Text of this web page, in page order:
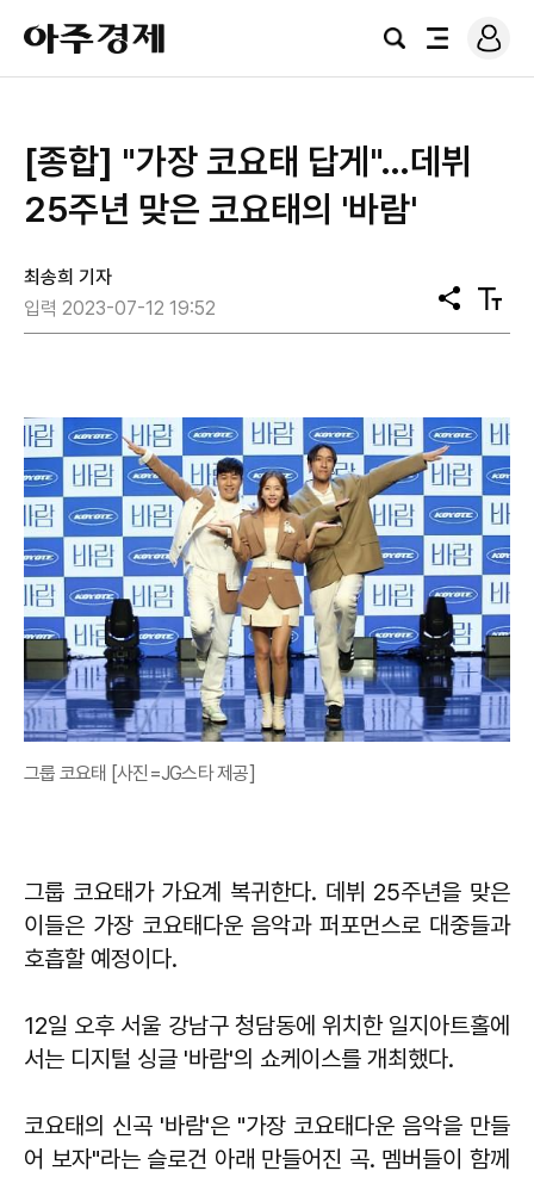
아
주
경
검
전
로
그
[종합] "가장 코요태 답게"…데뷔
25주년 맞은 코요태의 '바람'
최송희 기자
입력 2023-07-12 19:52
공
유
텍
스
그룹 코요태 [사진=JG스타 제공]
그룹 코요태가 가요계 복귀한다. 데뷔 25주년을 맞은
이들은 가장 코요태다운 음악과 퍼포먼스로 대중들과
호흡할 예정이다.
12일 오후 서울 강남구 청담동에 위치한 일지아트홀에
서는 디지털 싱글 '바람'의 쇼케이스를 개최했다.
코요태의 신곡 '바람'은 "가장 코요태다운 음악을 만들
어 보자"라는 슬로건 아래 만들어진 곡. 멤버들이 함께